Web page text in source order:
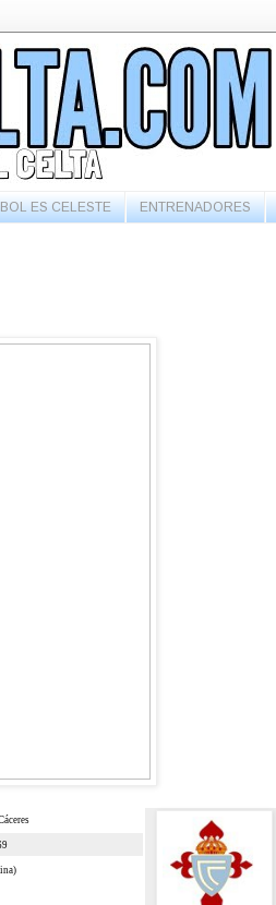
ES CELESTE ENTRENADORES